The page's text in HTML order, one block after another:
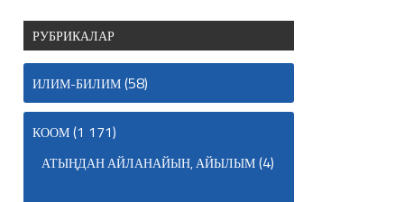
РУБРИКАЛАР
ИЛИМ-БИЛИМ(58)
КООМ(1 171)
АТЫҢДАН АЙЛАНАЙЫН, АЙЫЛЫМ(4)